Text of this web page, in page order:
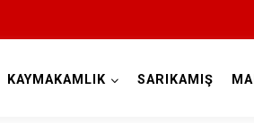
KAYMAKAMLIK SARIKAMIŞ